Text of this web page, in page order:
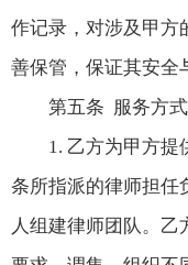
作记录，对涉及甲方
善保管，保证其安全
第五条 服务方式
1. 乙方为甲方提
条所指派的律师担任
人组建律师团队。乙